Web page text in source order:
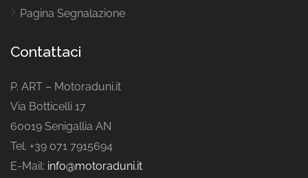
Pagina Segnalazione
Contattaci
P. ART – Motoraduni.it
Via Botticelli 17
60019 Senigallia AN
Tel. +39 071 7915694
E-Mail: info@motoraduni.it